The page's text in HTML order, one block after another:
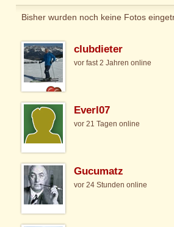
Bisher wurden noch keine Fotos
clubdieter
vor fast 2 Jahren online
Everl07
vor 21 Tagen online
Gucumatz
vor 24 Stunden online